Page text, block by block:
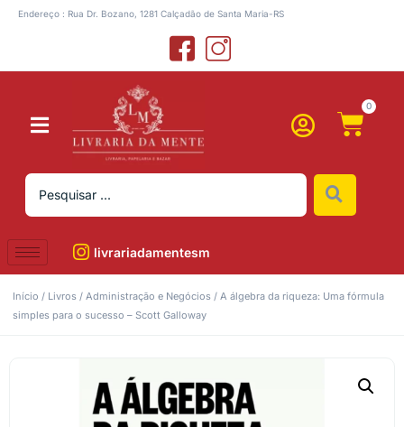
Endereço : Rua Dr. Bozano, 1281 Calçadão de Santa Maria-RS
0
livrariadamentesm
Início / Livros / Administração e Negócios / A álgebra da riqueza: Uma fórmula
simples para o sucesso – Scott Galloway